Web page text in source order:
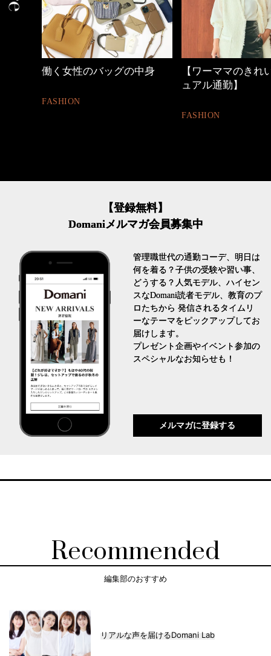
【ワーママのきれいめカジ
優木まおみさん「
割。」
LIFESTYLE
【登録無料】
Domaniメルマガ会員募集中
管理職世代の通勤コーデ、明日は
何を着る？子供の受験や習い事、
どうする？人気モデル、ハイセン
スなDomani読者モデル、教育のプ
ロたちから 発信されるタイムリ
ーなテーマをピックアップしてお
届けします。
プレゼント企画やイベント参加の
スペシャルなお知らせも！
メルマガに登録する
Recommended
編集部のおすすめ
リアルな声を届けるDomani Lab